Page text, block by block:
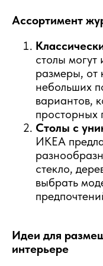
Ассортимент
столы
размеры, от
небольших
вариантов,
просторных
Столы с
ИКЕА
стекло,
выбрать
Идеи для
интерьере